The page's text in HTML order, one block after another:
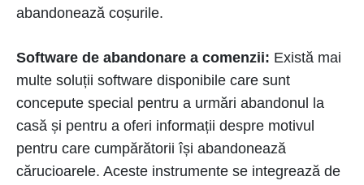
abandonează coșurile.
Software de abandonare a comenzii: Există mai
multe soluții software disponibile care sunt
concepute special pentru a urmări abandonul la
casă și pentru a oferi informații despre motivul
pentru care cumpărătorii își abandonează
cărucioarele. Aceste instrumente se integrează de